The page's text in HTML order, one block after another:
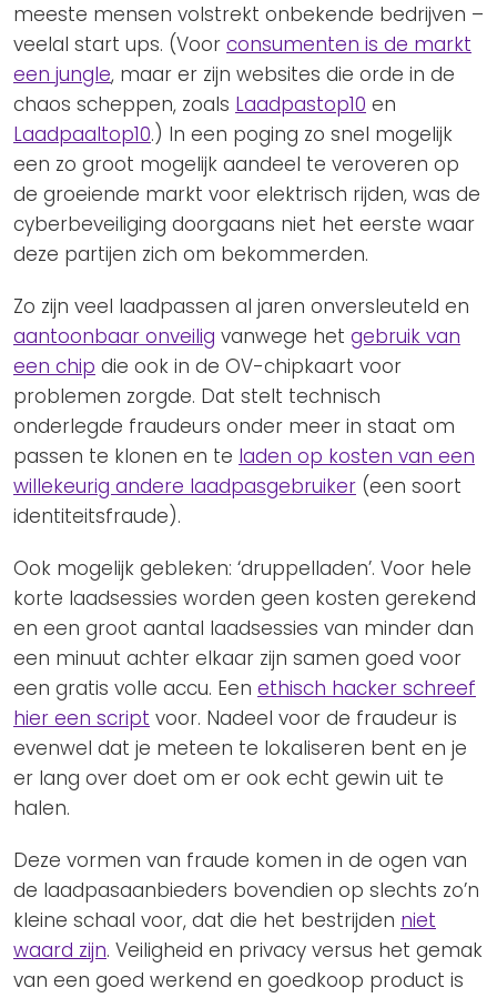
meeste mensen volstrekt onbekende bedrijven –
veelal start ups. (Voor consumenten is de markt
een jungle, maar er zijn websites die orde in de
chaos scheppen, zoals Laadpastop10 en
Laadpaaltop10.) In een poging zo snel mogelijk
een zo groot mogelijk aandeel te veroveren op
de groeiende markt voor elektrisch rijden, was de
cyberbeveiliging doorgaans niet het eerste waar
deze partijen zich om bekommerden.
Zo zijn veel laadpassen al jaren onversleuteld en
aantoonbaar onveilig vanwege het gebruik van
een chip die ook in de OV-chipkaart voor
problemen zorgde. Dat stelt technisch
onderlegde fraudeurs onder meer in staat om
passen te klonen en te laden op kosten van een
willekeurig andere laadpasgebruiker (een soort
identiteitsfraude).
Ook mogelijk gebleken: ‘druppelladen’. Voor hele
korte laadsessies worden geen kosten gerekend
en een groot aantal laadsessies van minder dan
een minuut achter elkaar zijn samen goed voor
een gratis volle accu. Een ethisch hacker schreef
hier een script voor. Nadeel voor de fraudeur is
evenwel dat je meteen te lokaliseren bent en je
er lang over doet om er ook echt gewin uit te
halen.
Deze vormen van fraude komen in de ogen van
de laadpasaanbieders bovendien op slechts zo’n
kleine schaal voor, dat die het bestrijden niet
waard zijn. Veiligheid en privacy versus het gemak
van een goed werkend en goedkoop product is